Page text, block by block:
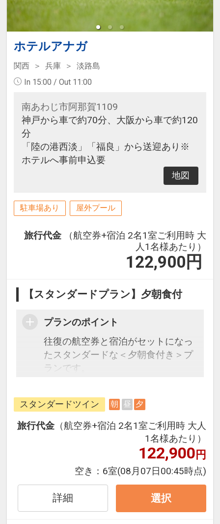
ホテルアナガ
関西 兵庫
淡路島
In 15:00 / Out 11:00
南あわじ市阿那賀1109
神戸から車で約70分、大阪から車で約120
分
「陸の港西淡」「福良」から送迎あり※
ホテルへ事前申込要
地図
駐車場あり 屋外プール
旅行代金
（航空券+宿泊 2名1室ご利用時 大
人1名様あたり）
122,900 円
【スタンダードプラン】夕朝食付
プランのポイント
往復の航空券と宿泊がセットになっ
たスタンダードな＜夕朝食付き＞プ
ランです。
空と海にひらかれた島のオーベルジ
ュ。夕食の洋食フルコースは淡路島
の食材をメインとした和のテイスト
を織り交ぜたフレンチをご用意。淡
路牛や近海の新鮮な魚介類、玉ねぎ
をはじめとする野菜、お米やお皿迄
淡路島にこだわってます。朝食は和
定食をご用意します。
スタンダードツイン 朝 昼 夕
旅行代金 （航空券+宿泊 2名1室ご利用時 大人
1名様あたり）
122,900円
空き： 6室(08月07日00:45時点)
詳細 選択